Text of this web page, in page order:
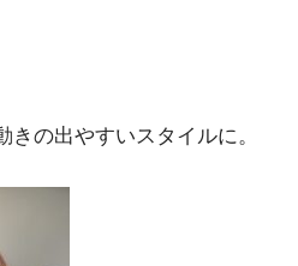
の出やすいスタイルに。